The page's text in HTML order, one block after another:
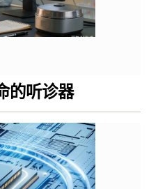
的听诊器